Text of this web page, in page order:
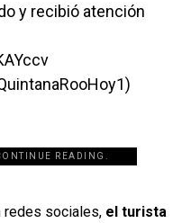
y recibió atención
READING.
redes sociales, el turista